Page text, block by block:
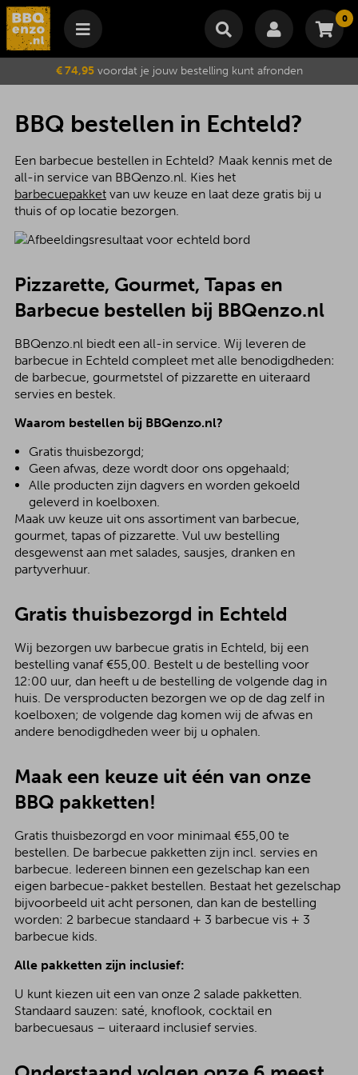
0
Winkelmand
Je winkelwagen is momenteel leeg.
Subtotaal €
Wijzig winkelmand Bestellen
€ 74,95voordat je jouw bestelling kunt afronden
BBQ bestellen in Echteld?
Een barbecue bestellen in Echteld? Maak kennis met de
all-in service van BBQenzo.nl. Kies het
barbecuepakketvan uw keuze en laat deze gratis bij u
thuis of op locatie bezorgen.
Pizzarette, Gourmet, Tapas en
Barbecue bestellen bij BBQenzo.nl
BBQenzo.nl biedt een all-in service. Wij leveren de
barbecue in Echteld compleet met alle benodigdheden:
de barbecue, gourmetstel of pizzarette en uiteraard
servies en bestek.
Waarom bestellen bij BBQenzo.nl?
Gratis thuisbezorgd;
Geen afwas, deze wordt door ons opgehaald;
Alle producten zijn dagvers en worden gekoeld
geleverd in koelboxen.
Maak uw keuze uit ons assortiment van barbecue,
gourmet, tapas of pizzarette. Vul uw bestelling
desgewenst aan met salades, sausjes, dranken en
partyverhuur.
Gratis thuisbezorgd in Echteld
Wij bezorgen uw barbecue gratis in Echteld, bij een
bestelling vanaf €55,00. Bestelt u de bestelling voor
12:00 uur, dan heeft u de bestelling de volgende dag in
huis. De versproducten bezorgen we op de dag zelf in
koelboxen; de volgende dag komen wij de afwas en
andere benodigdheden weer bij u ophalen.
Maak een keuze uit één van onze
BBQ pakketten!
Gratis thuisbezorgd en voor minimaal €55,00 te
bestellen. De barbecue pakketten zijn incl. servies en
barbecue. Iedereen binnen een gezelschap kan een
eigen barbecue-pakket bestellen. Bestaat het gezelschap
bijvoorbeeld uit acht personen, dan kan de bestelling
worden: 2 barbecue standaard + 3 barbecue vis + 3
barbecue kids.
Alle pakketten zijn inclusief:
U kunt kiezen uit een van onze 2 salade pakketten.
Standaard sauzen: saté, knoflook, cocktail en
barbecuesaus – uiteraard inclusief servies.